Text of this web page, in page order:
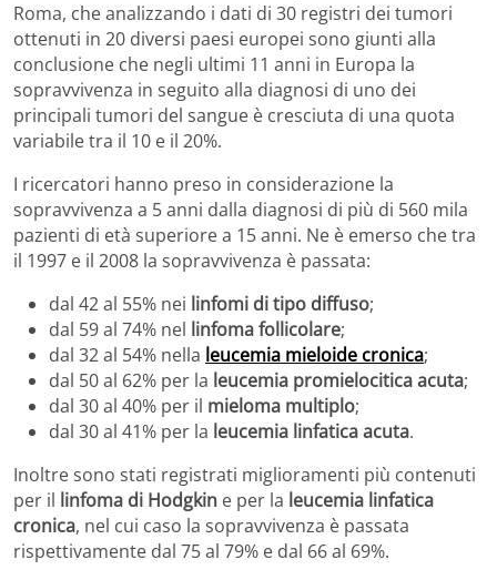
Roma, che analizzando i dati di 30 registri dei tumori
ottenuti in 20 diversi paesi europei sono giunti alla
conclusione che negli ultimi 11 anni in Europa la
sopravvivenza in seguito alla diagnosi di uno dei
principali tumori del sangue è cresciuta di una quota
variabile tra il 10 e il 20%.
I ricercatori hanno preso in considerazione la
sopravvivenza a 5 anni dalla diagnosi di più di 560 mila
pazienti di età superiore a 15 anni. Ne è emerso che tra
il 1997 e il 2008 la sopravvivenza è passata:
dal 42 al 55% nei linfomi di tipo diffuso;
dal 59 al 74% nel linfoma follicolare;
dal 32 al 54% nella leucemia mieloide cronica;
dal 50 al 62% per la leucemia promielocitica acuta;
dal 30 al 40% per il mieloma multiplo;
dal 30 al 41% per la leucemia linfatica acuta.
Inoltre sono stati registrati miglioramenti più contenuti
per il linfoma di Hodgkin e per la leucemia linfatica
cronica, nel cui caso la sopravvivenza è passata
rispettivamente dal 75 al 79% e dal 66 al 69%.